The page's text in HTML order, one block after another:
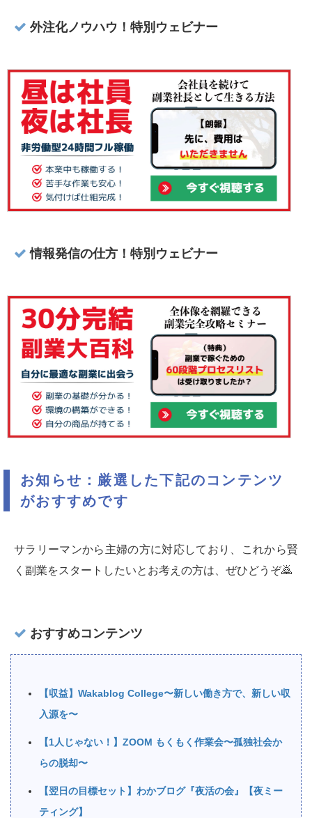
外注化ノウハウ！特別ウェビナー
情報発信の仕方！特別ウェビナー
お知らせ：厳選した下記のコンテンツ
がおすすめです
サラリーマンから主婦の方に対応しており、これから賢
く副業をスタートしたいとお考えの方は、ぜひどうぞ🙇‍
おすすめコンテンツ
【収益】Wakablog College〜新しい働き方で、新しい収
入源を〜
【1人じゃない！】ZOOM もくもく作業会〜孤独社会か
らの脱却〜
【翌日の目標セット】わかブログ『夜活の会』【夜ミー
ティング】